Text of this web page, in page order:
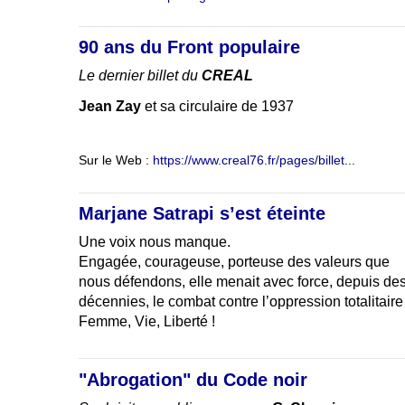
90 ans du Front populaire
Le dernier billet du CREAL
Jean Zay et sa circulaire de 1937
Sur le Web : https://www.creal76.fr/pages/billet...
Marjane Satrapi s’est éteinte
Une voix nous manque.
Engagée, courageuse, porteuse des valeurs que
nous défendons, elle menait avec force, depuis
décennies, le combat contre l’oppression totalitaire
Femme, Vie, Liberté !
"Abrogation" du Code noir